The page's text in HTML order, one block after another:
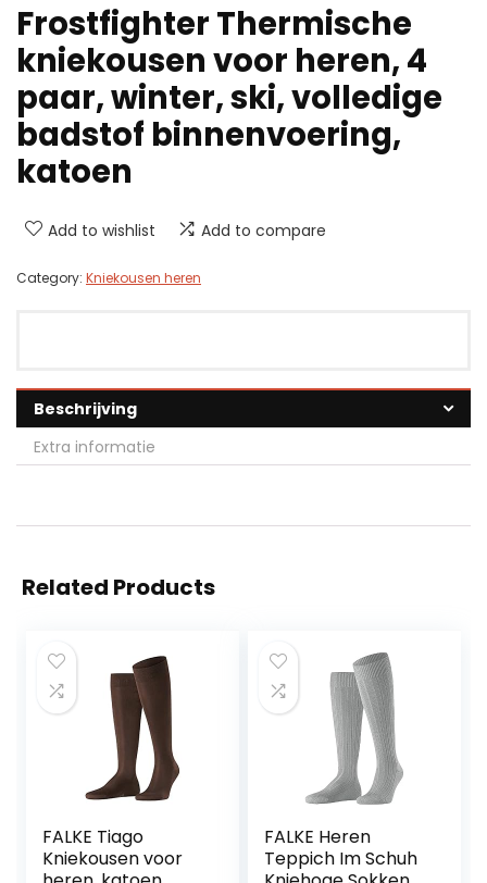
Frostfighter Thermische
kniekousen voor heren, 4
paar, winter, ski, volledige
badstof binnenvoering,
katoen
Add to wishlist Add to compare
Category: Kniekousen heren
Beschrijving
Extra informatie
Related Products
FALKE Tiago
Kniekousen voor
FALKE Heren
Teppich Im Schuh